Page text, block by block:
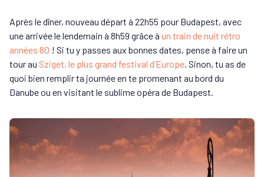
Après le dîner, nouveau départ à 22h55 pour Budapest, avec
une arrivée le lendemain à 8h59 grâce à un train de nuit rétro
années 80 ! Si tu y passes aux bonnes dates, pense à faire un
tour au Sziget, le plus grand festival d’Europe. Sinon, tu as de
quoi bien remplir ta journée en te promenant au bord du
Danube ou en visitant le sublime opéra de Budapest.